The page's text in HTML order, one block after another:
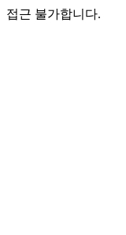
접근 불가합니다.